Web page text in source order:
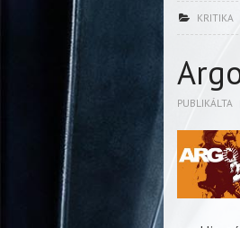
KRITIKA
PUBLIKÁLTA